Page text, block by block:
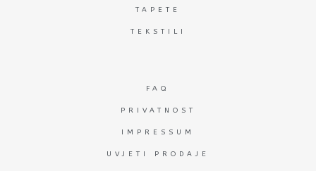
TAPETE
TEKSTILI
FAQ
PRIVATNOST
IMPRESSUM
UVJETI PRODAJE